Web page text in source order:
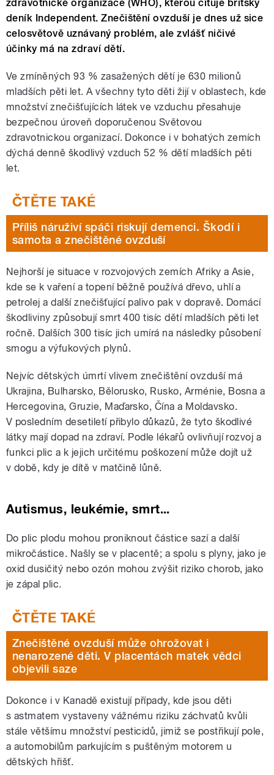
zdravotnické organizace (WHO), kterou cituje britský
deník Independent. Znečištění ovzduší je dnes už sice
celosvětově uznávaný problém, ale zvlášť ničivé
účinky má na zdraví dětí.
Ve zmíněných 93 % zasažených dětí je 630 milionů
mladších pěti let. A všechny tyto děti žijí v oblastech, kde
množství znečišťujících látek ve vzduchu přesahuje
bezpečnou úroveň doporučenou Světovou
zdravotnickou organizací. Dokonce i v bohatých zemích
dýchá denně škodlivý vzduch 52 % dětí mladších pěti
let.
Příliš náruživí spáči riskují demenci. Škodí i
samota a znečištěné ovzduší
Nejhorší je situace v rozvojových zemích Afriky a Asie,
kde se k vaření a topení běžně používá dřevo, uhlí a
petrolej a další znečišťující palivo pak v dopravě. Domácí
škodliviny způsobují smrt 400 tisíc dětí mladších pěti let
ročně. Dalších 300 tisíc jich umírá na následky působení
smogu a výfukových plynů.
Nejvíc dětských úmrtí vlivem znečištění ovzduší má
Ukrajina, Bulharsko, Bělorusko, Rusko, Arménie, Bosna a
Hercegovina, Gruzie, Maďarsko, Čína a Moldavsko.
V posledním desetiletí přibylo důkazů, že tyto škodlivé
látky mají dopad na zdraví. Podle lékařů ovlivňují rozvoj a
funkci plic a k jejich určitému poškození může dojít už
v době, kdy je dítě v matčině lůně.
Autismus, leukémie, smrt...
Do plic plodu mohou proniknout částice sazí a další
mikročástice. Našly se v placentě; a spolu s plyny, jako je
oxid dusičitý nebo ozón mohou zvýšit riziko chorob, jako
je zápal plic.
Znečištěné ovzduší může ohrožovat i
nenarozené děti. V placentách matek vědci
objevili saze
Dokonce i v Kanadě existují případy, kde jsou děti
s astmatem vystaveny vážnému riziku záchvatů kvůli
stále většímu množství pesticidů, jimiž se postřikují pole,
a automobilům parkujícím s puštěným motorem u
dětských hřišť.